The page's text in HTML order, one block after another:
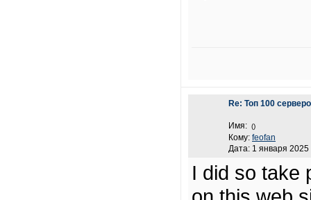
Re: Топ 100
Имя: ()
Кому: feofan
Дата: 1 января 2025
I did so take